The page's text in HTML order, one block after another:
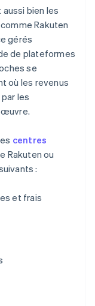
bien les
Rakuten
gérés
de plateformes
se
où les revenus
les
œuvre.
centres
Rakuten ou
:
et frais